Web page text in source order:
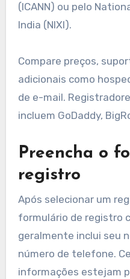
(ICANN) ou pelo
India (NIXI).
Compare preços,
adicionais como
de e-mail.
incluem GoDaddy,
Preencha o
registro
Após selecionar um
formulário de registro
geralmente inclui seu
número de telefone.
informações estejam